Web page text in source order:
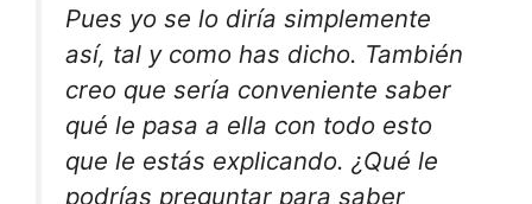
Pues yo se lo diría simplemente
así, tal y como has dicho. También
creo que sería conveniente saber
qué le pasa a ella con todo esto
que le estás explicando. ¿Qué le
podrías preguntar para saber